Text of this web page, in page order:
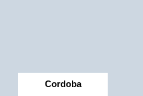
Cordoba